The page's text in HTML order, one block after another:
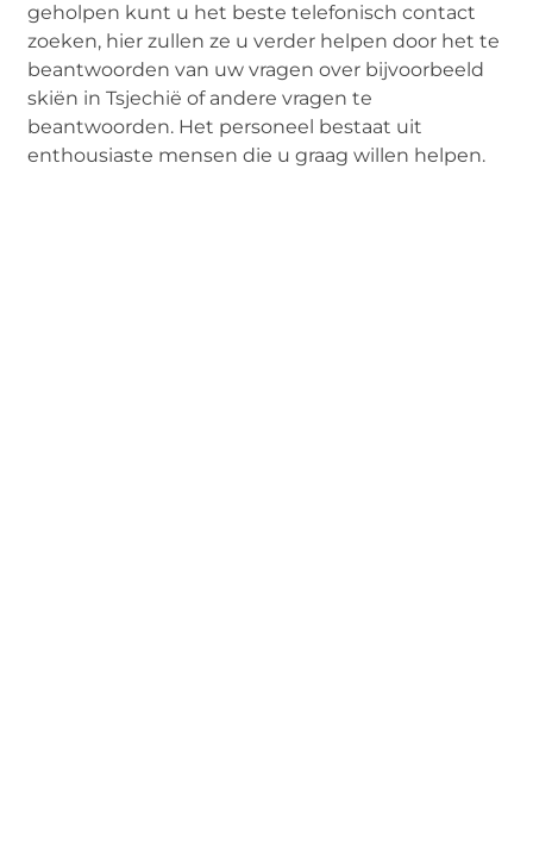
geholpen kunt u het beste telefonisch contact
zoeken, hier zullen ze u verder helpen door het te
beantwoorden van uw vragen over bijvoorbeeld
skiën in Tsjechië of andere vragen te
beantwoorden. Het personeel bestaat uit
enthousiaste mensen die u graag willen helpen.